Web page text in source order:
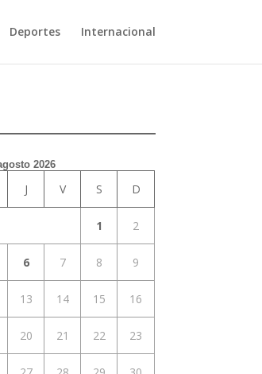
Deportes Internacional
2026
J V S D
1 2
6 7 8 9
13 14 15 16
20 21 22 23